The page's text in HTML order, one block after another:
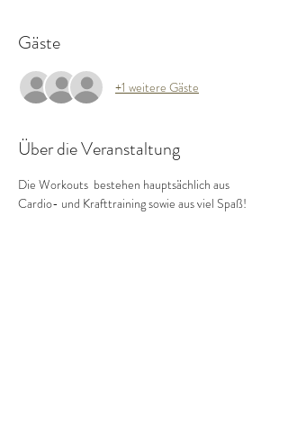
Gäste
+1 weitere Gäste
Über die Veranstaltung
Die Workouts  bestehen hauptsächlich aus
Cardio- und Krafttraining sowie aus viel Spaß!